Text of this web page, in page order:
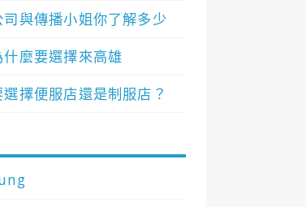
與傳播小姐你了解多少
麼要選擇來高雄
擇便服店還是制服店？